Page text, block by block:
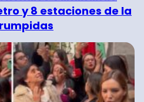
y 8 estaciones de la